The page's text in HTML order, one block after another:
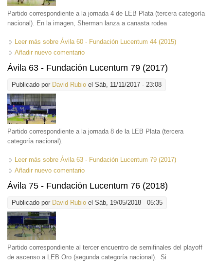
Partido correspondiente a la jornada 4 de LEB Plata (tercera categoría
nacional). En la imagen, Sherman lanza a canasta rodea
Leer más sobre Ávila 60 - Fundación Lucentum 44 (2015)
Añadir nuevo comentario
Ávila 63 - Fundación Lucentum 79 (2017)
Publicado por David Rubio el Sáb, 11/11/2017 - 23:08
Partido correspondiente a la jornada 8 de la LEB Plata (tercera
categoría nacional).
Leer más sobre Ávila 63 - Fundación Lucentum 79 (2017)
Añadir nuevo comentario
Ávila 75 - Fundación Lucentum 76 (2018)
Publicado por David Rubio el Sáb, 19/05/2018 - 05:35
Partido correspondiente al tercer encuentro de semifinales del playoff
de ascenso a LEB Oro (segunda categoría nacional). Si